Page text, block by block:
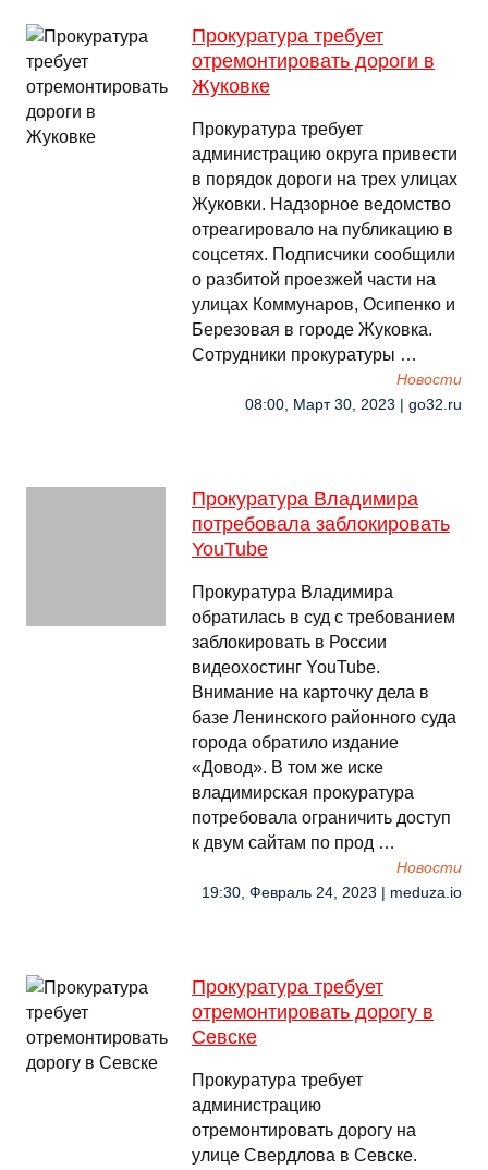
Прокуратура требует
отремонтировать дороги в
Жуковке
Прокуратура требует
администрацию округа привести
в порядок дороги на трех улицах
Жуковки. Надзорное ведомство
отреагировало на публикацию в
соцсетях. Подписчики сообщили
о разбитой проезжей части на
улицах Коммунаров, Осипенко и
Березовая в городе Жуковка.
Сотрудники прокуратуры …
Новости
08:00, Март 30, 2023 | go32.ru
Прокуратура Владимира
потребовала заблокировать
YouTube
Прокуратура Владимира
обратилась в суд с требованием
заблокировать в России
видеохостинг YouTube.
Внимание на карточку дела в
базе Ленинского районного суда
города обратило издание
«Довод». В том же иске
владимирская прокуратура
потребовала ограничить доступ
к двум сайтам по прод …
Новости
19:30, Февраль 24, 2023 | meduza.io
Прокуратура требует
отремонтировать дорогу в
Севске
Прокуратура требует
администрацию
отремонтировать дорогу на
улице Свердлова в Севске.